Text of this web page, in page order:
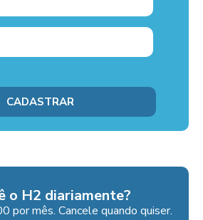
o H2 diariamente?
por mês. Cancele quando quiser.